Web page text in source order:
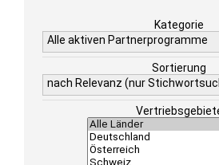
Kategorie
Alle aktiven Partnerprogramme
Sortierung
nach Relevanz (nur